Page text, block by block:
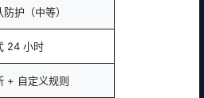
护（中等）
24 小时
+ 自定义规则